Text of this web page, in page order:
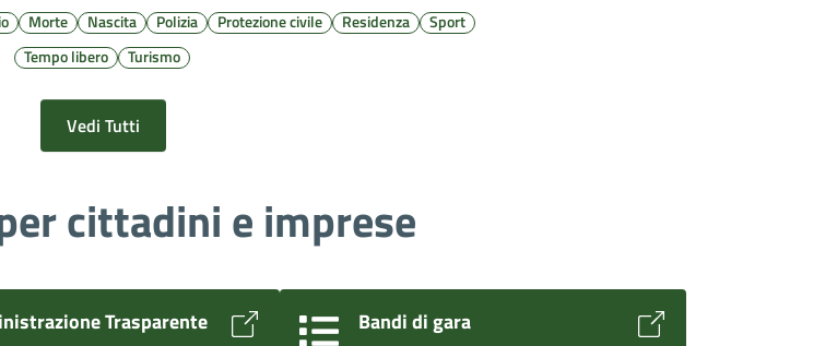
Morte Nascita Polizia Protezione civile Residenza
Sport
Tempo libero
Turismo
Vedi Tutti
cittadini e imprese
Trasparente Bandi di gara